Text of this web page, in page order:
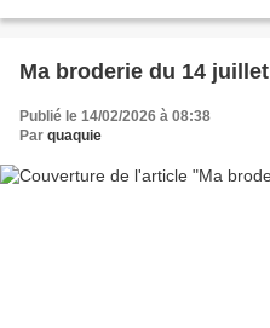
Ma broderie du 14 juillet
Publié le 14/02/2026 à 08:38
Par quaquie